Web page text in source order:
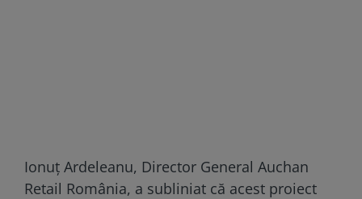
Ionuț Ardeleanu, Director General Auchan
Retail România, a subliniat că acest proiect